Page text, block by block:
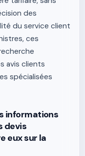
des
du service client
ces
avis clients
spécialisées
informations
devis
eux sur la